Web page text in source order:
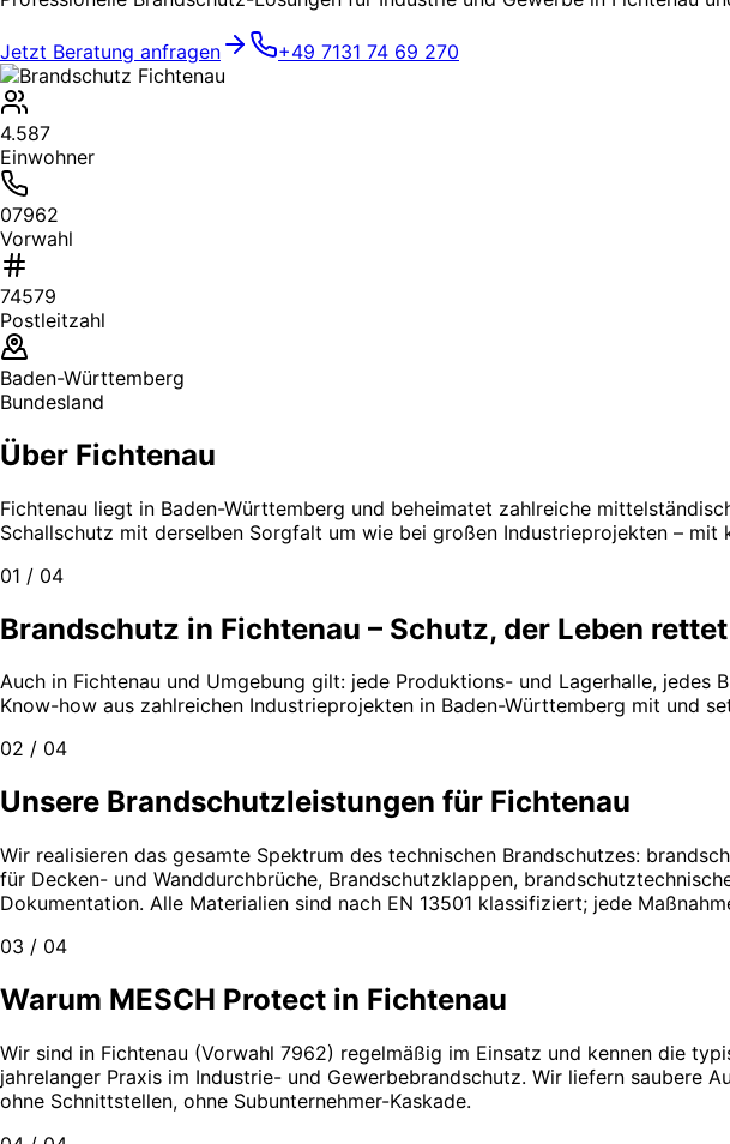
Jetzt Beratung anfragen +49 7131 74 69 270
4.587
Einwohner
07962
Vorwahl
74579
Postleitzahl
Baden-Württemberg
Bundesland
Über Fichtenau
Fichtenau liegt in Baden-Württemberg und beheimatet zahlreiche
Schallschutz mit derselben Sorgfalt um wie bei großen Industrieprojekten – mit
01 / 04
Brandschutz in Fichtenau – Schutz, der Leben rettet
Auch in Fichtenau und Umgebung gilt: jede Produktions- und Lagerhalle,
Know-how aus zahlreichen Industrieprojekten in Baden-Württemberg mit und
02 / 04
Unsere Brandschutzleistungen für Fichtenau
Wir realisieren das gesamte Spektrum des technischen Brandschutzes:
für Decken- und Wanddurchbrüche, Brandschutzklappen,
Dokumentation. Alle Materialien sind nach EN 13501 klassifiziert; jede
03 / 04
Warum MESCH Protect in Fichtenau
Wir sind in Fichtenau (Vorwahl 7962) regelmäßig im Einsatz und kennen die
jahrelanger Praxis im Industrie- und Gewerbebrandschutz. Wir liefern saubere
ohne Schnittstellen, ohne Subunternehmer-Kaskade.